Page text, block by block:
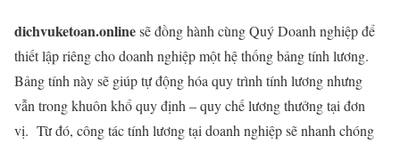
dichvuketoan.onlinesẽ đồng hành cùng Quý Doanh nghiệp để
thiết lập riêng cho doanh nghiệp một hệ thống bảng tính lương.
Bảng tính này sẽ giúp tự động hóa quy trình tính lương nhưng
vẫn trong khuôn khổ quy định – quy chế lương thưởng tại đơn
vị. Từ đó, công tác tính lương tại doanh nghiệp sẽ nhanh chóng